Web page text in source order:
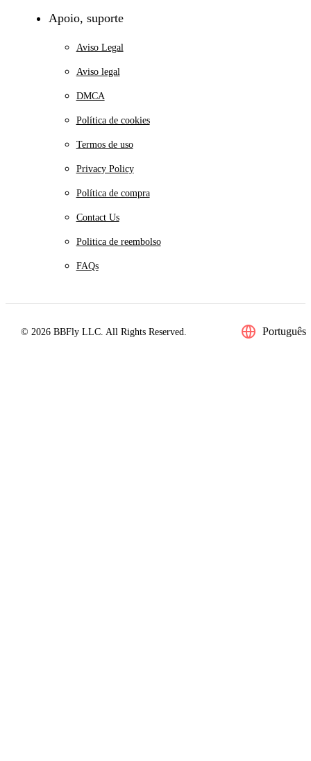
Apoio, suporte
Aviso Legal
Aviso legal
DMCA
Política de cookies
Termos de uso
Privacy Policy
Política de compra
Contact Us
Politica de reembolso
FAQs
© 2026 BBFly LLC. All Rights Reserved. Português